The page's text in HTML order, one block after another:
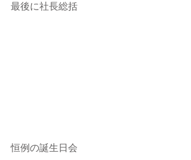
最後に社長総括
恒例の誕生日会